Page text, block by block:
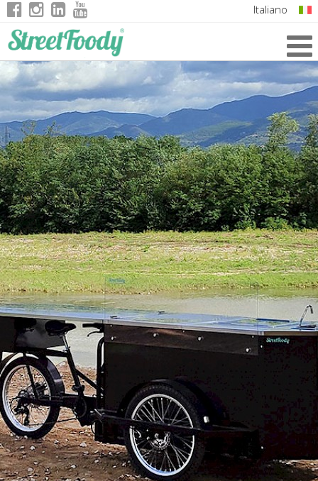
Italiano
German
French